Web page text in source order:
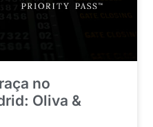
no
Oliva &